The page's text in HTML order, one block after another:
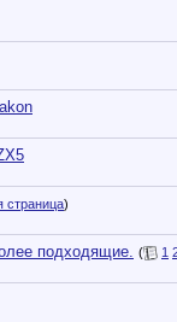
страница)
подходящие. ( 1